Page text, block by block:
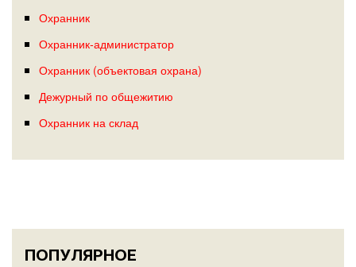
Охранник
Охранник-администратор
Охранник (объектовая охрана)
Дежурный по общежитию
Охранник на склад
ПОПУЛЯРНОЕ